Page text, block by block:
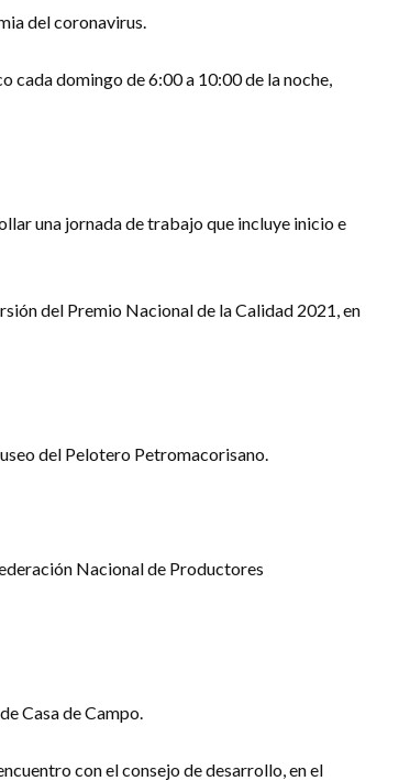
del coronavirus.
cada domingo de 6:00 a 10:00 de la noche,
una jornada de trabajo que incluye inicio e
del Premio Nacional de la Calidad 2021, en
del Pelotero Petromacorisano.
Nacional de Productores
Casa de Campo.
con el consejo de desarrollo, en el